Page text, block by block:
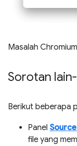
Masalah
Sorotan
Berikut beberapa
Panel
file yang